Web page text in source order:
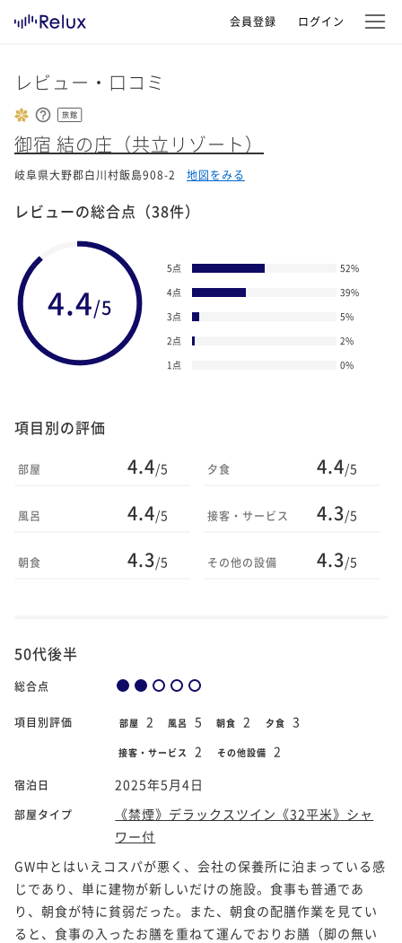
会員登録 ログイン
レビュー・口コミ
旅館
御宿 結の庄（共立リゾート）
岐阜県大野郡白川村飯島908-2 地図をみる
レビューの総合点 （38件）
4.4/5
5点 52%
4点
39%
3点
5%
2点
2%
1点
0%
項目別の評価
部屋 4.4/5
風呂 4.4/5
朝食 4.3/5
夕食 4.4/5
接客・サービス 4.3/5
その他の設備 4.3/5
50代後半
総合点
項目別評価 部屋 2 風呂 5 朝食 2 夕食 3
接客・サービス 2 その他設備 2
宿泊日 2025年5月4日
部屋タイプ
《禁煙》デラックスツイン《32平米》シャ
ワー付
GW中とはいえコスパが悪く、会社の保養所に泊まっている感
じであり、単に建物が新しいだけの施設。食事も普通であ
り、朝食が特に貧弱だった。また、朝食の配膳作業を見てい
ると、食事の入ったお膳を重ねて運んでおりお膳（脚の無い